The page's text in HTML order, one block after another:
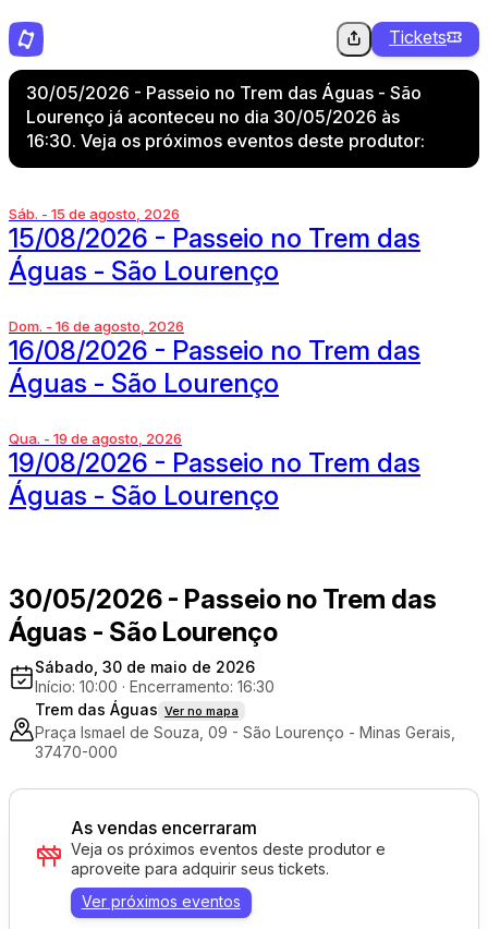
Tickets
30/05/2026 - Passeio no Trem das Águas - São
Lourenço já aconteceu no dia 30/05/2026 às
16:30. Veja os próximos eventos deste produtor:
Sáb. - 15 de agosto, 2026
15/08/2026 - Passeio no Trem das
Águas - São Lourenço
Dom. - 16 de agosto, 2026
16/08/2026 - Passeio no Trem das
Águas - São Lourenço
Qua. - 19 de agosto, 2026
19/08/2026 - Passeio no Trem das
Águas - São Lourenço
30/05/2026 - Passeio no Trem das
Águas - São Lourenço
Sábado, 30 de maio de 2026
Início: 10:00 · Encerramento: 16:30
Trem das Águas Ver no mapa
Praça Ismael de Souza, 09 - São Lourenço - Minas Gerais,
37470-000
As vendas encerraram
Veja os próximos eventos deste produtor e
aproveite para adquirir seus tickets.
Ver próximos eventos